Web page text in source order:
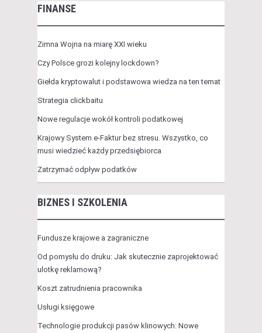
FINANSE
Zimna Wojna na miarę XXI wieku
Czy Polsce grozi kolejny lockdown?
Giełda kryptowalut i podstawowa wiedza na ten temat
Strategia clickbaitu
Nowe regulacje wokół kontroli podatkowej
Krajowy System e-Faktur bez stresu. Wszystko, co
musi wiedzieć każdy przedsiębiorca
Zatrzymać odpływ podatków
BIZNES I SZKOLENIA
Fundusze krajowe a zagraniczne
Od pomysłu do druku: Jak skutecznie zaprojektować
ulotkę reklamową?
Koszt zatrudnienia pracownika
Usługi księgowe
Technologie produkcji pasów klinowych: Nowe